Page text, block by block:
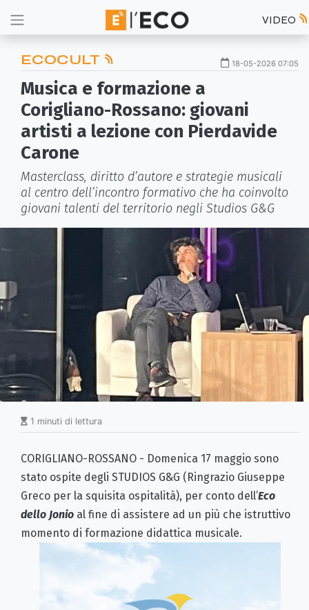
VIDEO
ECOCULT 18-05-2026 07:05
Musica e formazione a
Corigliano-Rossano: giovani
artisti a lezione con Pierdavide
Carone
Masterclass, diritto d’autore e strategie musicali
al centro dell’incontro formativo che ha coinvolto
giovani talenti del territorio negli Studios G&G
1 minuti di lettura
CORIGLIANO-ROSSANO - Domenica 17 maggio sono
stato ospite degli STUDIOS G&G (Ringrazio Giuseppe
Greco per la squisita ospitalità), per conto dell’Eco
dello Jonio al fine di assistere ad un più che istruttivo
momento di formazione didattica musicale.